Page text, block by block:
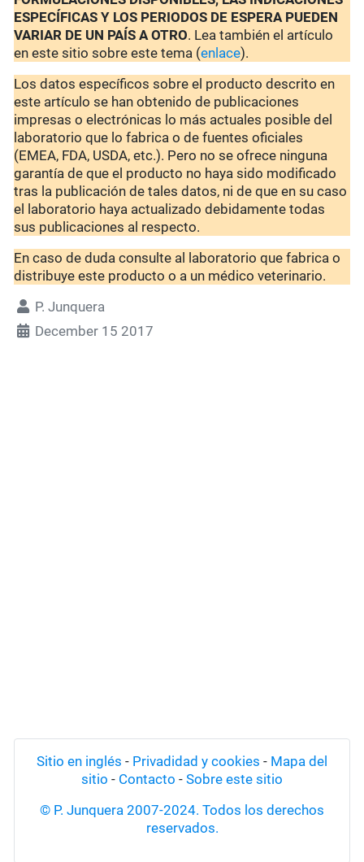
ESPECÍFICAS Y LOS PERIODOS DE ESPERA PUEDEN
VARIAR DE UN PAÍS A OTRO. Lea también el artículo
en este sitio sobre este tema (enlace).
Los datos específicos sobre el producto descrito en
este artículo se han obtenido de publicaciones
impresas o electrónicas lo más actuales posible del
laboratorio que lo fabrica o de fuentes oficiales
(EMEA, FDA, USDA, etc.). Pero no se ofrece ninguna
garantía de que el producto no haya sido modificado
tras la publicación de tales datos, ni de que en su caso
el laboratorio haya actualizado debidamente todas
sus publicaciones al respecto.
En caso de duda consulte al laboratorio que fabrica o
distribuye este producto o a un médico veterinario.
P. Junquera
December 15 2017
Sitio en inglés - Privadidad y cookies - Mapa del
sitio - Contacto - Sobre este sitio
© P. Junquera 2007-2024. Todos los derechos
reservados.